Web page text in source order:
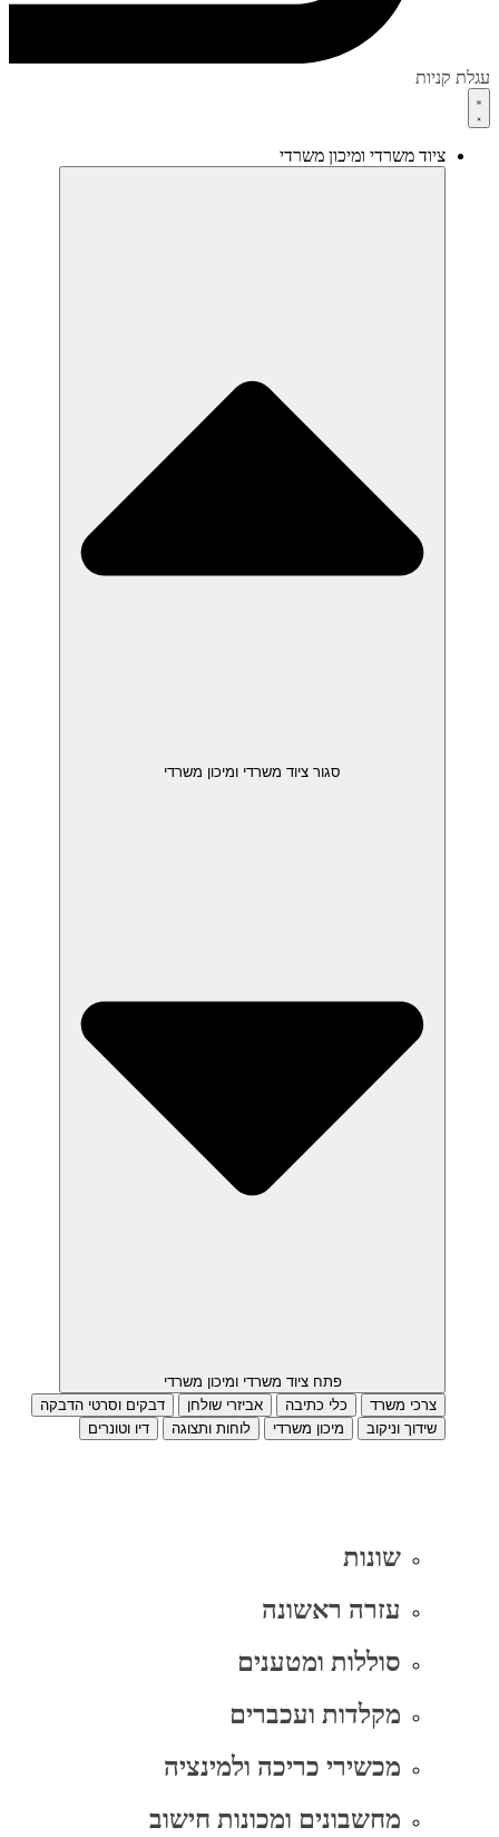
עגלת קניות
ציוד משרדי ומיכון משרדי
סגור ציוד משרדי ומיכון משרדי
פתח ציוד משרדי ומיכון משרדי
צרכי משרד
כלי כתיבה אביזרי שולחן
דבקים וסרטי הדבקה
שידוך וניקוב
מיכון משרדי לוחות ותצוגה דיו וטונרים
שונות
עזרה ראשונה
סוללות ומטענים
מקלדות ועכברים
מכשירי כריכה ולמינציה
מחשבונים ומכונות חישוב